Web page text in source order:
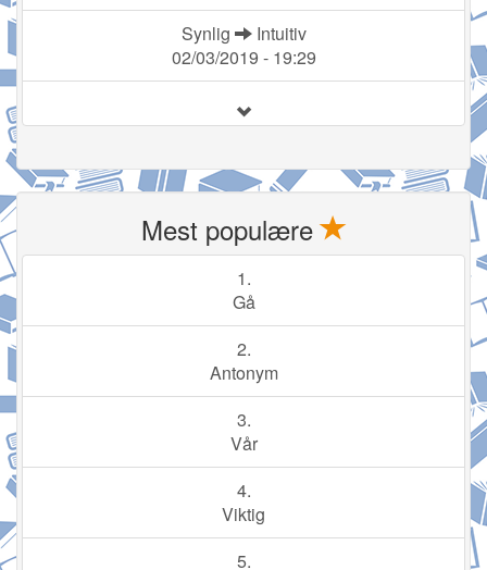
Synlig
Intuitiv
02/03/2019 - 19:29
Mest populære
1.
Gå
2.
Antonym
3.
Vår
4.
Viktig
5.